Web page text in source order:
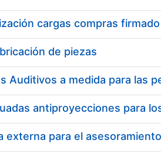
cargas compras firmado
de piezas